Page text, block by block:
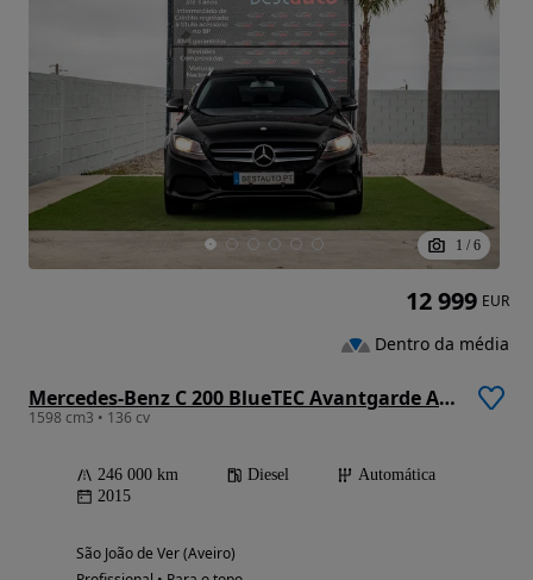
1 / 6
Mercedes-Benz C 200 BlueTEC Avantgarde Aut.
1598 cm3 • 136 cv
246 000 km Diesel
Automática
2015
São João de Ver (Aveiro)
12 999 EUR
Dentro da média